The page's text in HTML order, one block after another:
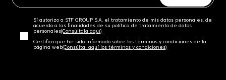
Sí autorizo a STF GROUP S.A. el tratamiento de mis datos personales, de
acuerdo a las finalidades de su política de tratamiento de datos
personales‎(Consúltala aquí)
Certifico que he sido informado sobre los términos y condiciones de la
página web‎(Consúltal aquí los términos y condiciones)